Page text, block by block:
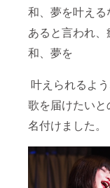
和、夢を叶え
あると言われ、
和、夢を
叶えられるよ
歌を届けたいと
名付けました。